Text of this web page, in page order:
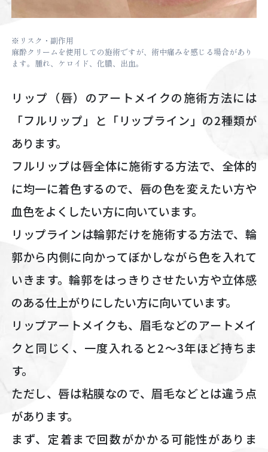
※リスク・副作用
麻酔クリームを使用しての施術ですが、術中痛みを感じる場合があり
ます。腫れ、ケロイド、化膿、出血。
リップ（唇）のアートメイクの施術方法には
「フルリップ」と「リップライン」の2種類が
あります。
フルリップは唇全体に施術する方法で、全体的
に均一に着色するので、唇の色を変えたい方や
血色をよくしたい方に向いています。
リップラインは輪郭だけを施術する方法で、輪
郭から内側に向かってぼかしながら色を入れて
いきます。輪郭をはっきりさせたい方や立体感
のある仕上がりにしたい方に向いています。
リップアートメイクも、眉毛などのアートメイ
クと同じく、一度入れると2〜3年ほど持ちま
す。
ただし、唇は粘膜なので、眉毛などとは違う点
があります。
まず、定着まで回数がかかる可能性がありま